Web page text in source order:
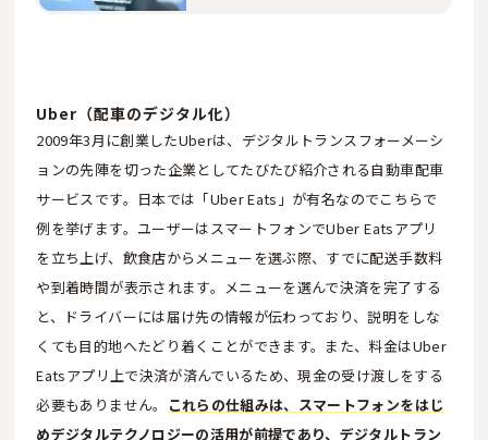
Uber（配車のデジタル化）
2009年3月に創業したUberは、デジタルトランスフォーメーシ
ョンの先陣を切った企業としてたびたび紹介される自動車配車
サービスです。日本では「Uber Eats」が有名なのでこちらで
例を挙げます。ユーザーはスマートフォンでUber Eatsアプリ
を立ち上げ、飲食店からメニューを選ぶ際、すでに配送手数料
や到着時間が表示されます。メニューを選んで決済を完了する
と、ドライバーには届け先の情報が伝わっており、説明をしな
くても目的地へたどり着くことができます。また、料金はUber
Eatsアプリ上で決済が済んでいるため、現金の受け渡しをする
必要もありません。
これらの仕組みは、スマートフォンをはじ
めデジタルテクノロジーの活用が前提であり、デジタルトラン